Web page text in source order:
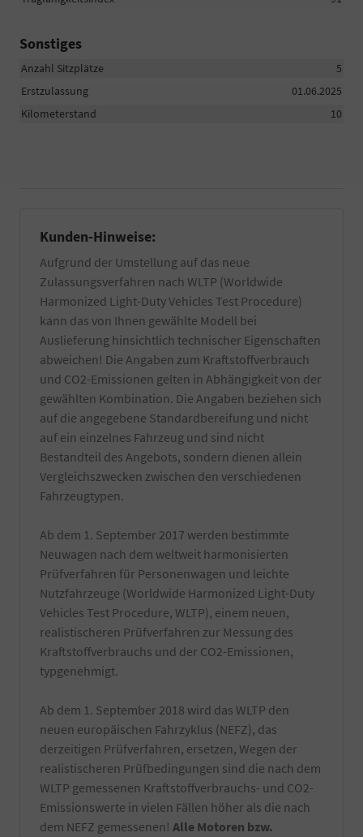
Sonstiges
Anzahl Sitzplätze
5
Erstzulassung
01.06.2025
Kilometerstand
10
Kunden-Hinweise:
Aufgrund der Umstellung auf das neue
Zulassungsverfahren nach WLTP (Worldwide
Harmonized Light-Duty Vehicles Test Procedure)
kann das von Ihnen gewählte Modell bei
Auslieferung hinsichtlich technischer Eigenschaften
abweichen! Die Angaben zum Kraftstoffverbrauch
und CO2-Emissionen gelten in Abhängigkeit von der
gewählten Kombination. Die Angaben beziehen sich
auf die angegebene Standardbereifung und nicht
auf ein einzelnes Fahrzeug und sind nicht
Bestandteil des Angebots, sondern dienen allein
Vergleichszwecken zwischen den verschiedenen
Fahrzeugtypen.
Ab dem 1. September 2017 werden bestimmte
Neuwagen nach dem weltweit harmonisierten
Prüfverfahren für Personenwagen und leichte
Nutzfahrzeuge (Worldwide Harmonized Light-Duty
Vehicles Test Procedure, WLTP), einem neuen,
realistischeren Prüfverfahren zur Messung des
Kraftstoffverbrauchs und der CO2-Emissionen,
typgenehmigt.
Ab dem 1. September 2018 wird das WLTP den
neuen europäischen Fahrzyklus (NEFZ), das
derzeitigen Prüfverfahren, ersetzen, Wegen der
realistischeren Prüfbedingungen sind die nach dem
WLTP gemessenen Kraftstoffverbrauchs- und CO2-
Emissionswerte in vielen Fällen höher als die nach
dem NEFZ gemessenen! Alle Motoren bzw.